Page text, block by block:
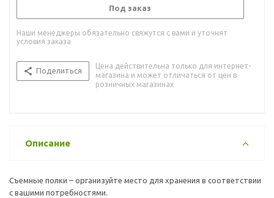
Под заказ
Наши менеджеры обязательно свяжутся с вами и уточнят
условия заказа
Поделиться
Цена действительна только для интернет-
магазина и может отличаться от цен в
розничных магазинах
Описание
Съемные полки – организуйте место для хранения в соответствии
с вашими потребностями.